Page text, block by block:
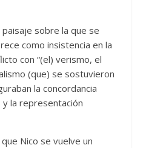
sobre la que se
como insistencia en la
con “(el) verismo, el
(que) se sostuvieron
la concordancia
la representación
Nico se vuelve un